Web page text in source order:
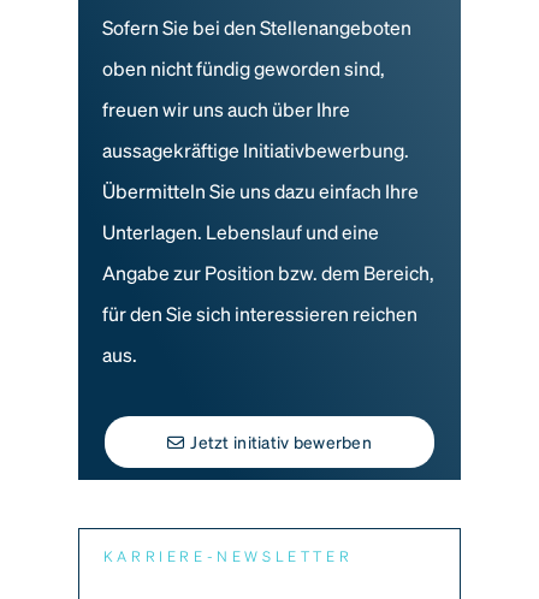
Sofern Sie bei den Stellenangeboten
oben nicht fündig geworden sind,
freuen wir uns auch über Ihre
aussagekräftige Initiativbewerbung.
Übermitteln Sie uns dazu einfach Ihre
Unterlagen. Lebenslauf und eine
Angabe zur Position bzw. dem Bereich,
für den Sie sich interessieren reichen
aus.
Jetzt initiativ bewerben
KARRIERE-NEWSLETTER